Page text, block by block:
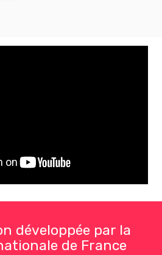
développée par la
de France